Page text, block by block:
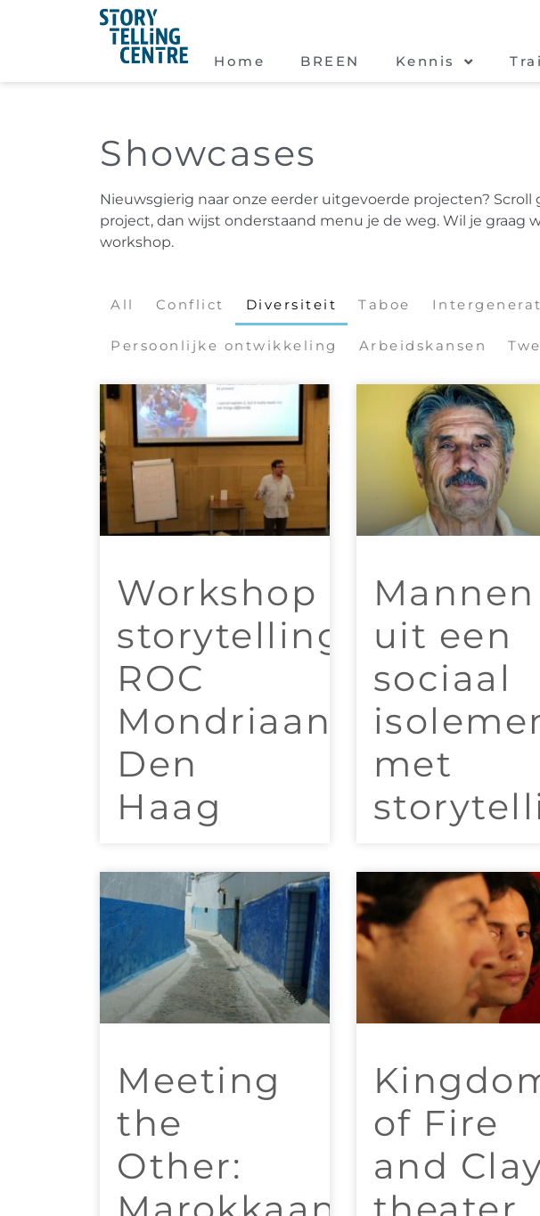
Home BREEN Kennis
Showcases
Nieuwsgierig naar onze eerder uitgevoerde projecten?
project, dan wijst onderstaand menu je de weg. Wil je
workshop.
All Conflict Diversiteit Taboe
Persoonlijke ontwikkeling Arbeidskansen
Workshop
storytelling
ROC
Mondriaan
Den
Haag
Mannen
uit een
sociaal
met
Meeting
the
Other:
of Fire
and